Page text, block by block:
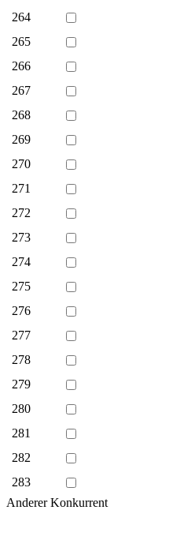
264
265
266
267
268
269
270
271
272
273
274
275
276
277
278
279
280
281
282
283
Anderer Konkurrent